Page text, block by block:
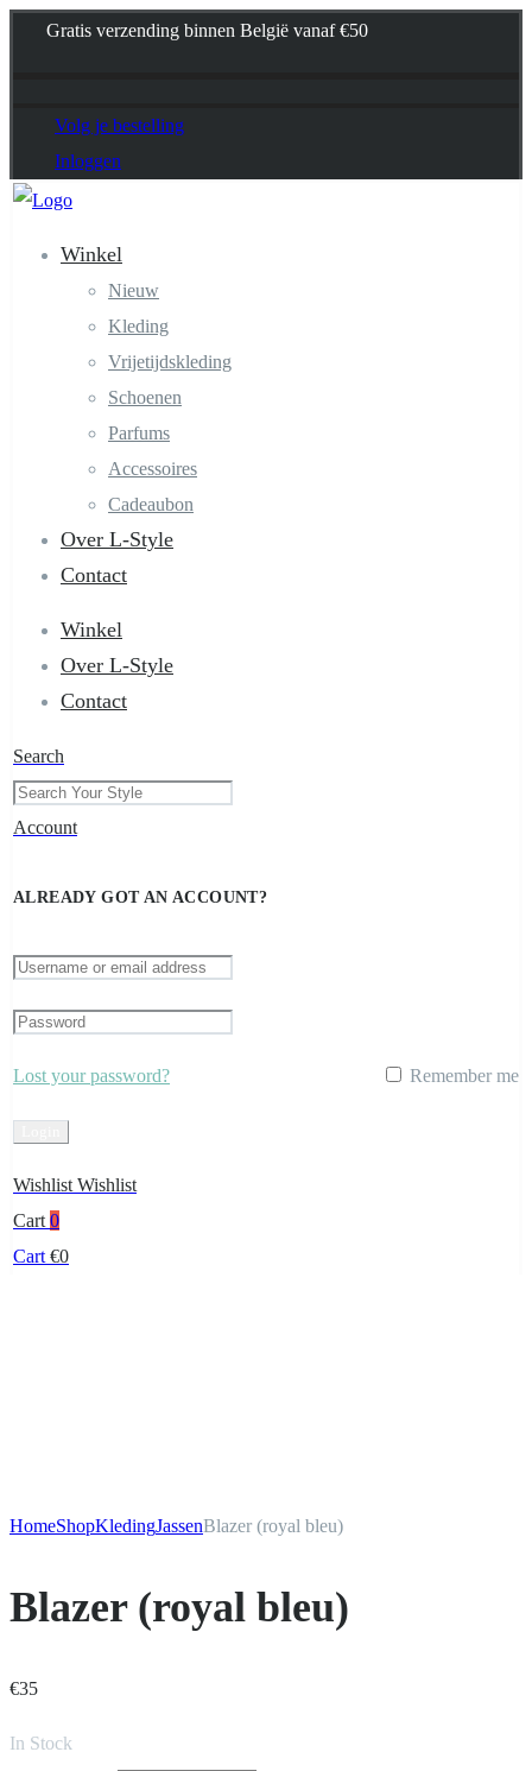
Gratis verzending binnen België vanaf €50
Volg je bestelling
Inloggen
Winkel
Nieuw
Kleding
Vrijetijdskleding
Schoenen
Parfums
Accessoires
Cadeaubon
Over L-Style
Contact
Winkel
Over L-Style
Contact
Search
Account
ALREADY GOT AN ACCOUNT?
Lost your password? Remember me
Wishlist Wishlist
Cart 0
Cart €0
HomeShopKledingJassenBlazer (royal bleu)
Blazer (royal bleu)
€35
In Stock